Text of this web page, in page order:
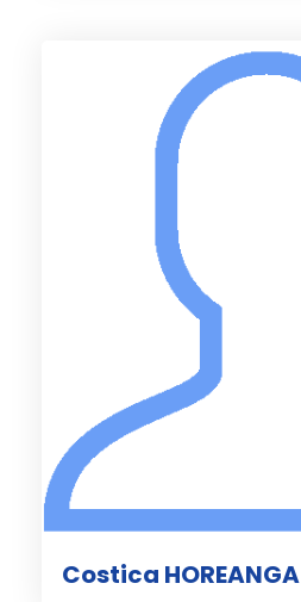
Costica HOREANGA